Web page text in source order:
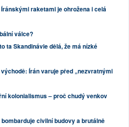
raketami je ohrožena i celá
válce?
ta Skandinávie dělá, že má nízké
Írán varuje před „nezvratnými
kolonialismus – proč chudý venkov
bombarduje civilní budovy a brutálně